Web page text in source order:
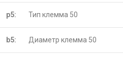
p5: Тип клемма 50
b5: Диаметр клемма 50